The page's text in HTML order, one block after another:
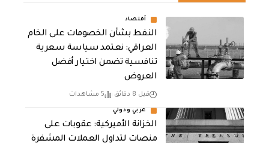
أقتصاد
النفط بشأن الخصومات على الخام
العراقي: نعتمد سياسة سعرية
تنافسية تضمن اختيار أفضل
العروض
قبل 8 دقائق 5 مشاهدات
عربي ودولي
الخزانة الأميركية: عقوبات على
منصات لتداول العملات المشفرة